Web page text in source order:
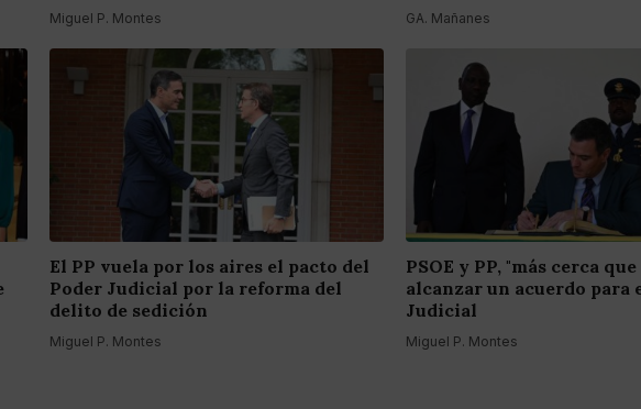
Miguel P. Montes GA. Mañanes
El PP vuela por los aires el pacto del
Poder Judicial por la reforma del
delito de sedición
Miguel P. Montes
PSOE y PP, "más cerca
alcanzar un acuerdo para
Judicial
Miguel P. Montes